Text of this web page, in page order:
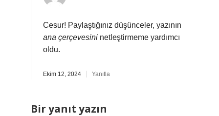
Cesur! Paylaştığınız düşünceler, yazının
ana çerçevesini netleştirmeme yardımcı
oldu.
Ekim 12, 2024 Yanıtla
Bir yanıt yazın